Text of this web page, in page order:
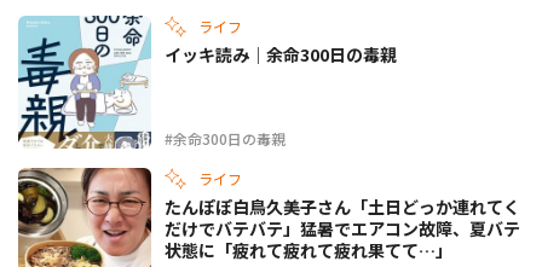
ライフ
#余命300日の毒親
イッキ読み｜余命300日の毒親
ライフ
たんぽぽ白鳥久美子さん「土日どっか連れてく
だけでバテバテ」猛暑でエアコン故障、夏バテ
状態に「疲れて疲れて疲れ果てて…」